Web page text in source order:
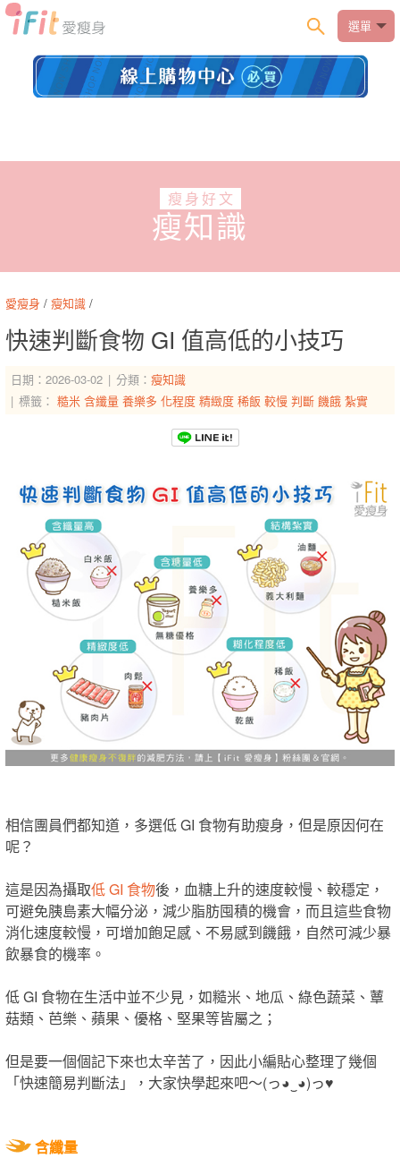
選單
瘦身好文
瘦知識
愛瘦身 / 瘦知識 /
快速判斷食物 GI 值高低的小技巧
日期：2026-03-02 分類： 瘦知識
標籤： 糙米 含纖量 養樂多 化程度 精緻度 稀飯 較慢 判斷 饑餓 紮實
相信團員們都知道，多選低 GI 食物有助瘦身，但是原因何在
呢？
這是因為攝取低 GI 食物後，血糖上升的速度較慢、較穩定，
可避免胰島素大幅分泌，減少脂肪囤積的機會，而且這些食物
消化速度較慢，可增加飽足感、不易感到饑餓，自然可減少暴
飲暴食的機率。
低 GI 食物在生活中並不少見，如糙米、地瓜、綠色蔬菜、蕈
菇類、芭樂、蘋果、優格、堅果等皆屬之；
但是要一個個記下來也太辛苦了，因此小編貼心整理了幾個
「快速簡易判斷法」，大家快學起來吧～(っ◕‿◕)っ♥
含纖量